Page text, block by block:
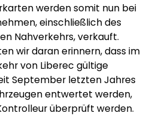
werden somit nun bei
einschließlich des
Nahverkehrs, verkauft.
wir daran erinnern, dass im
von Liberec gültige
September letzten Jahres
entwertet werden,
überprüft werden.